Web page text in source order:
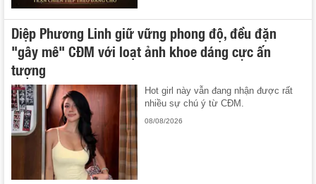
Diệp Phương Linh giữ vững phong độ, đều đặn
"gây mê" CĐM với loạt ảnh khoe dáng cực ấn
tượng
Hot girl này vẫn đang nhận được rất
nhiều sự chú ý từ CĐM.
08/08/2026